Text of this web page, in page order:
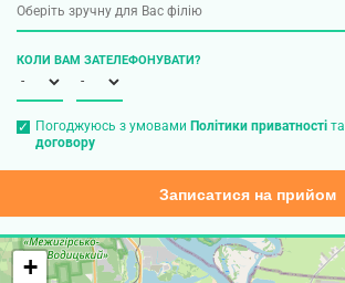
КОЛИ ВАМ ЗАТЕЛЕФОНУВАТИ?
Погоджуюсь з умовами Політики приватностіта
договору
Записатися на прийом
+